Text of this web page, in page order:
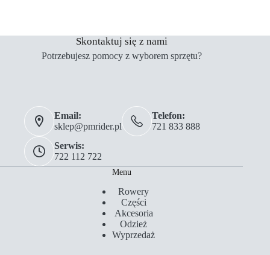
Skontaktuj się z nami
Potrzebujesz pomocy z wyborem sprzętu?
Email:
sklep@pmrider.pl
Telefon:
721 833 888
Serwis:
722 112 722
Menu
Rowery
Części
Akcesoria
Odzież
Wyprzedaż